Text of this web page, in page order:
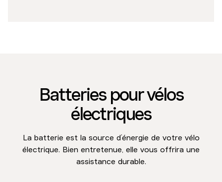
Batteries pour vélos
électriques
La batterie est la source d’énergie de votre vélo
électrique. Bien entretenue, elle vous offrira une
assistance durable.